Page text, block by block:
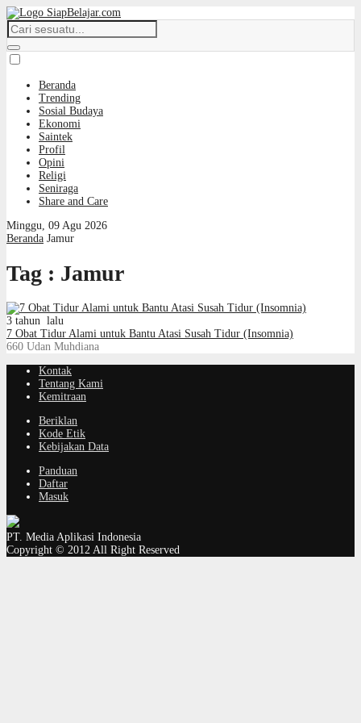
Beranda
Trending
Sosial Budaya
Ekonomi
Saintek
Profil
Opini
Religi
Seniraga
Share and Care
Minggu, 09 Agu 2026
Beranda Jamur
Tag : Jamur
3 tahun lalu
7 Obat Tidur Alami untuk Bantu Atasi Susah Tidur (Insomnia)
660 Udan Muhdiana
Kontak
Tentang Kami
Kemitraan
Beriklan
Kode Etik
Kebijakan Data
Panduan
Daftar
Masuk
PT. Media Aplikasi Indonesia
Copyright © 2012 All Right Reserved